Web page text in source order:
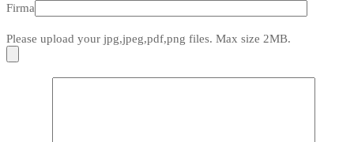
Firma
Please upload your jpg,jpeg,pdf,png files. Max size 2MB.